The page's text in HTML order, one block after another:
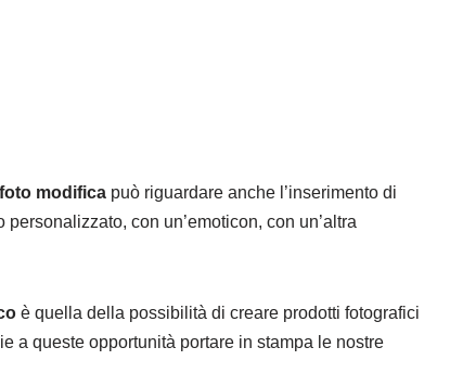
foto modifica può riguardare anche l’inserimento di
con un’emoticon, con un’altra
è quella della possibilità di creare prodotti fotografici
a queste opportunità portare in stampa le nostre